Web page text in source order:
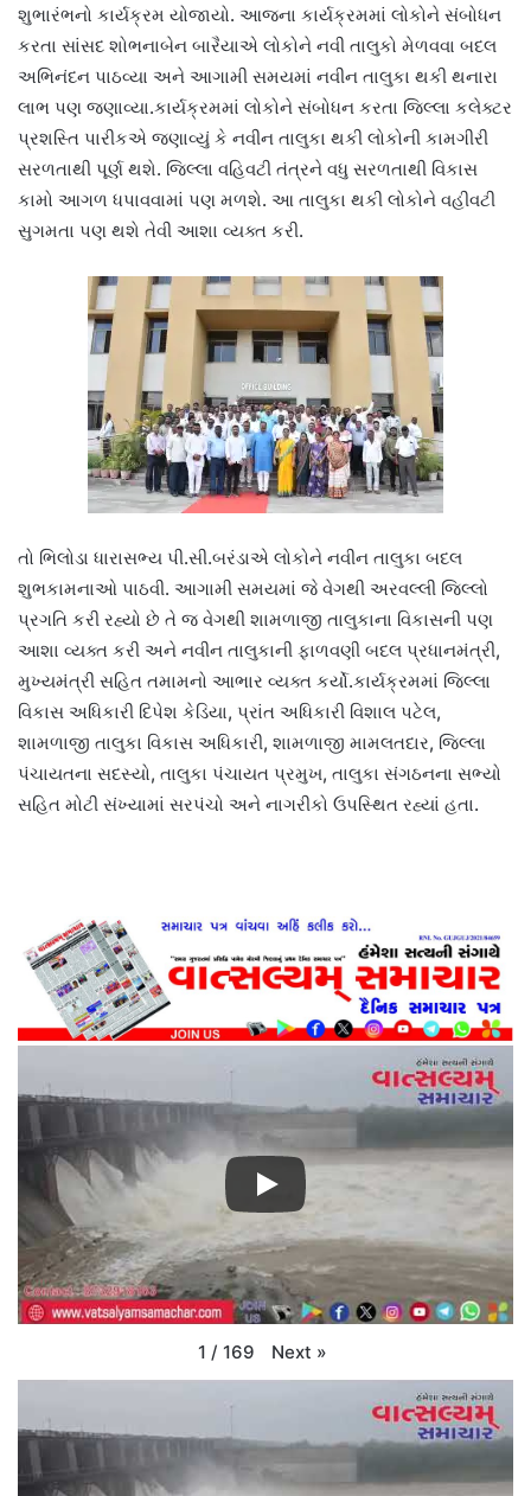
શુભારંભનો કાર્યક્રમ યોજાયો. આજના કાર્યક્રમમાં લોકોને સંબોધન
કરતા સાંસદ શોભનાબેન બારૈયાએ લોકોને નવી તાલુકો મેળવવા બદલ
અભિનંદન પાઠવ્યા અને આગામી સમયમાં નવીન તાલુકા થકી થનારા
લાભ પણ જણાવ્યા.કાર્યક્રમમાં લોકોને સંબોધન કરતા જિલ્લા કલેક્ટર
પ્રશસ્તિ પારીકએ જણાવ્યું કે નવીન તાલુકા થકી લોકોની કામગીરી
સરળતાથી પૂર્ણ થશે. જિલ્લા વહિવટી તંત્રને વધુ સરળતાથી વિકાસ
કામો આગળ ધપાવવામાં પણ મળશે. આ તાલુકા થકી લોકોને વહીવટી
સુગમતા પણ થશે તેવી આશા વ્યક્ત કરી.
તો ભિલોડા ધારાસભ્ય પી.સી.બરંડાએ લોકોને નવીન તાલુકા બદલ
શુભકામનાઓ પાઠવી. આગામી સમયમાં જે વેગથી અરવલ્લી જિલ્લો
પ્રગતિ કરી રહ્યો છે તે જ વેગથી શામળાજી તાલુકાના વિકાસની પણ
આશા વ્યક્ત કરી અને નવીન તાલુકાની ફાળવણી બદલ પ્રધાનમંત્રી,
મુખ્યમંત્રી સહિત તમામનો આભાર વ્યક્ત કર્યો.કાર્યક્રમમાં જિલ્લા
વિકાસ અધિકારી દિપેશ કેડિયા, પ્રાંત અધિકારી વિશાલ પટેલ,
શામળાજી તાલુકા વિકાસ અધિકારી, શામળાજી મામલતદાર, જિલ્લા
પંચાયતના સદસ્યો, તાલુકા પંચાયત પ્રમુખ, તાલુકા સંગઠનના સભ્યો
સહિત મોટી સંખ્યામાં સરપંચો અને નાગરીકો ઉપસ્થિત રહ્યાં હતા.
1 / 169 Next »